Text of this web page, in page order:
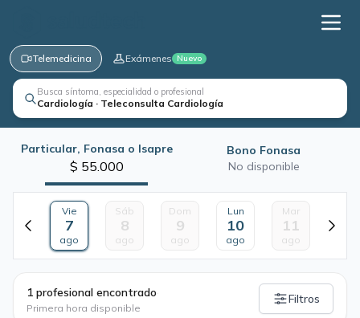
Telemedicina Exámenes Nuevo
Busca síntoma, especialidad o profesional
Cardiología · Teleconsulta Cardiología
Particular, Fonasa o Isapre
$ 55.000
Bono Fonasa
No disponible
Vie
7
ago
Sáb
8
ago
Dom
9
ago
Lun
10
ago
Mar
11
ago
1 profesional encontrado
Primera hora disponible
Filtros